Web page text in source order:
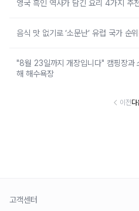
영국 흑인 역사가 담긴 요리 4가지 추
음식 맛 없기로 ‘소문난’ 유럽 국가 순
"8월 23일까지 개장입니다" 캠핑장과
해 해수욕장
이전다
고객센터